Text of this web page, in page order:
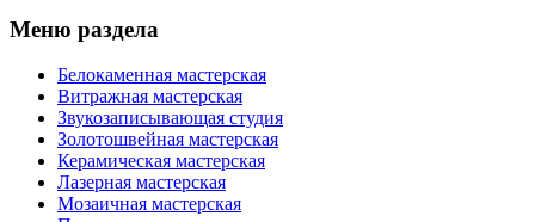
Меню раздела
Белокаменная мастерская
Витражная мастерская
Звукозаписывающая студия
Золотошвейная мастерская
Керамическая мастерская
Лазерная мастерская
Мозаичная мастерская